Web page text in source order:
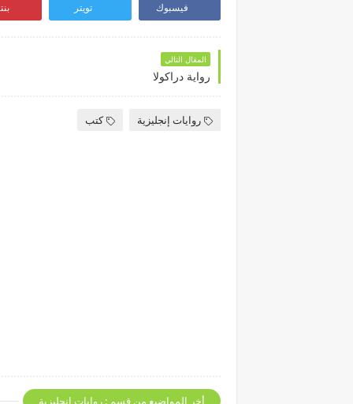
فيسبوك تويتر
المقال التالي
رواية دراكولا
روايات إنجليزية كتب
أخر المواضيع من قسم : روايات إنجليزية